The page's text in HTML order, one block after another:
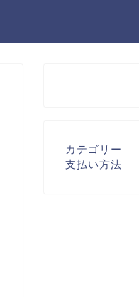
カテゴリー
支払い方法